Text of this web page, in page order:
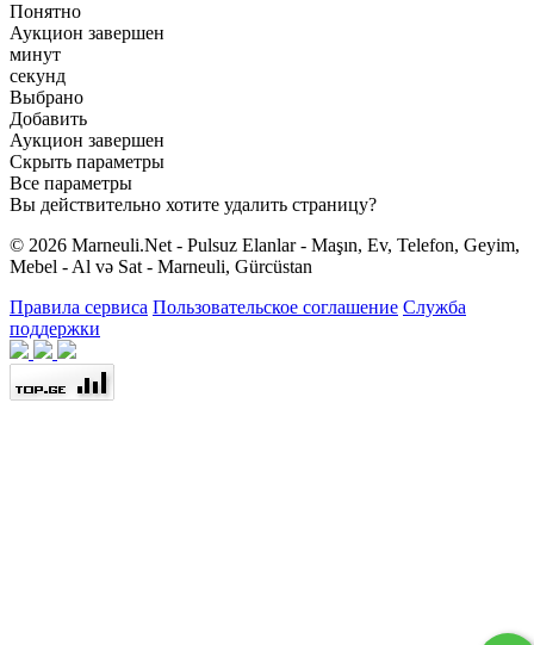
Понятно
Аукцион завершен
минут
секунд
Выбрано
Добавить
Аукцион завершен
Скрыть параметры
Все параметры
Вы действительно хотите удалить страницу?
© 2026 Marneuli.Net - Pulsuz Elanlar - Maşın, Ev, Telefon, Geyim,
Mebel - Al və Sat - Marneuli, Gürcüstan
Правила сервиса Пользовательское соглашение Служба
поддержки